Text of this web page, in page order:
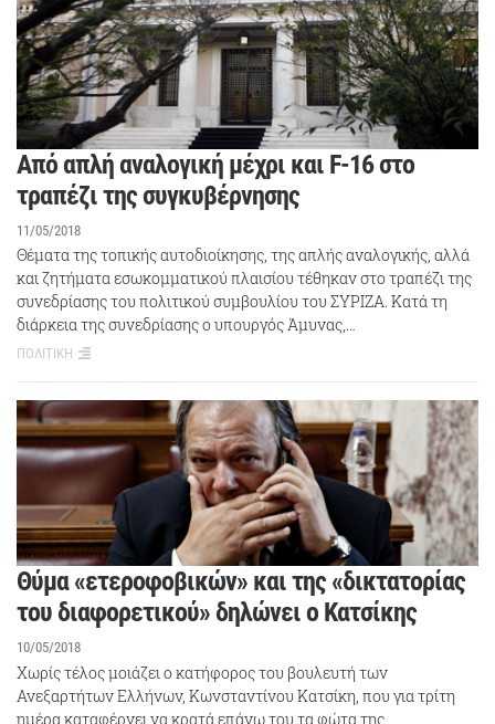
Από απλή αναλογική μέχρι και F-16 στο
τραπέζι της συγκυβέρνησης
11/05/2018
Θέματα της τοπικής αυτοδιοίκησης, της απλής αναλογικής, αλλά
και ζητήματα εσωκομματικού πλαισίου τέθηκαν στο τραπέζι της
συνεδρίασης του πολιτικού συμβουλίου του ΣΥΡΙΖΑ. Κατά τη
διάρκεια της συνεδρίασης ο υπουργός Άμυνας,…
ΠΟΛΙΤΙΚΗ
Θύμα «ετεροφοβικών» και της «δικτατορίας
του διαφορετικού» δηλώνει ο Κατσίκης
10/05/2018
Χωρίς τέλος μοιάζει ο κατήφορος του βουλευτή των
Ανεξαρτήτων Ελλήνων, Κωνσταντίνου Κατσίκη, που για τρίτη
ημέρα καταφέρνει να κρατά επάνω του τα φώτα της